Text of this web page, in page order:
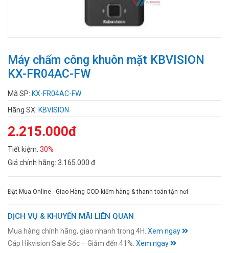
Máy chấm công khuôn mặt KBVISION
KX-FR04AC-FW
Mã SP: KX-FR04AC-FW
Hãng SX: KBVISION
2.215.000đ
Tiết kiệm: 30%
Giá chính hãng: 3.165.000 đ
Đặt Mua Online - Giao Hàng COD kiểm hàng & thanh toán tận nơi
DỊCH VỤ & KHUYẾN MÃI LIÊN QUAN
Mua hàng chính hãng, giao nhanh trong 4H. Xem ngay
Cáp Hikvision Sale Sốc – Giảm đến 41%. Xem ngay